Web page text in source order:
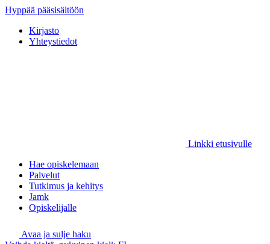
Hyppää pääsisältöön
Kirjasto
Yhteystiedot
Linkki etusivulle
Hae opiskelemaan
Palvelut
Tutkimus ja kehitys
Jamk
Opiskelijalle
Avaa ja sulje haku